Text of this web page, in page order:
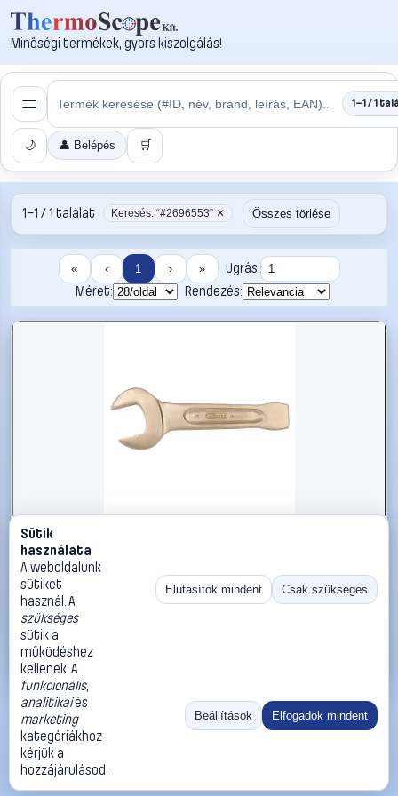
Minőségi termékek, gyors kiszolgálás!
1–1 / 1
🌙 👤 Belépés 🛒
1–1 / 1 találat Keresés: “#2696553” ✕ Összes törlése
« ‹ 1 › »
Ugrás:
Méret:
Rendezés:
#2696553
KS Tools 9637654 963.7654 Ütős csavarkulcs
Kulcsszélesség (metrikus) 85 mm
KS Tools Egyoldalas villáskulcsok
195 990 Ft
Kosárba
«
Ugrás:
Méret:
Rendezés:
©2026
ThermoScope
ÁSZF
Cégbemutató
Sütik
használata
A weboldalunk
sütiket
használ. A
szükséges
sütik a
működéshez
kellenek. A
funkcionális,
analitikaiés
marketing
kategóriákhoz
kérjük a
hozzájárulásod.
Elutasítok mindent Csak szükséges
Beállítások Elfogadok mindent